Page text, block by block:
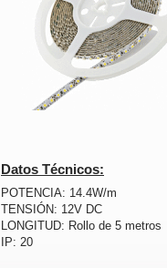
Datos Técnicos:
POTENCIA: 14.4W/m
TENSIÓN: 12V DC
LONGITUD: Rollo de 5 metros
IP: 20